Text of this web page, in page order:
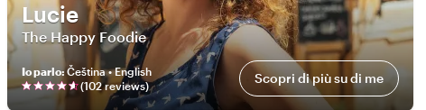
Lucie
The Happy Foodie
Io parlo:Čeština • English
(102reviews) Scopri di più su di me